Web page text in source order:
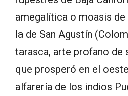
amegalítica o moasis de
la de San Agustín
tarasca, arte profano de
que prosperó en el
alfarería de los indios